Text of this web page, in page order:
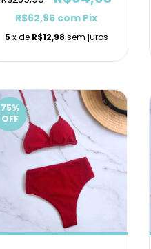
R$62,95 com Pix
5 x de R$12,98 sem juros
75%
OFF